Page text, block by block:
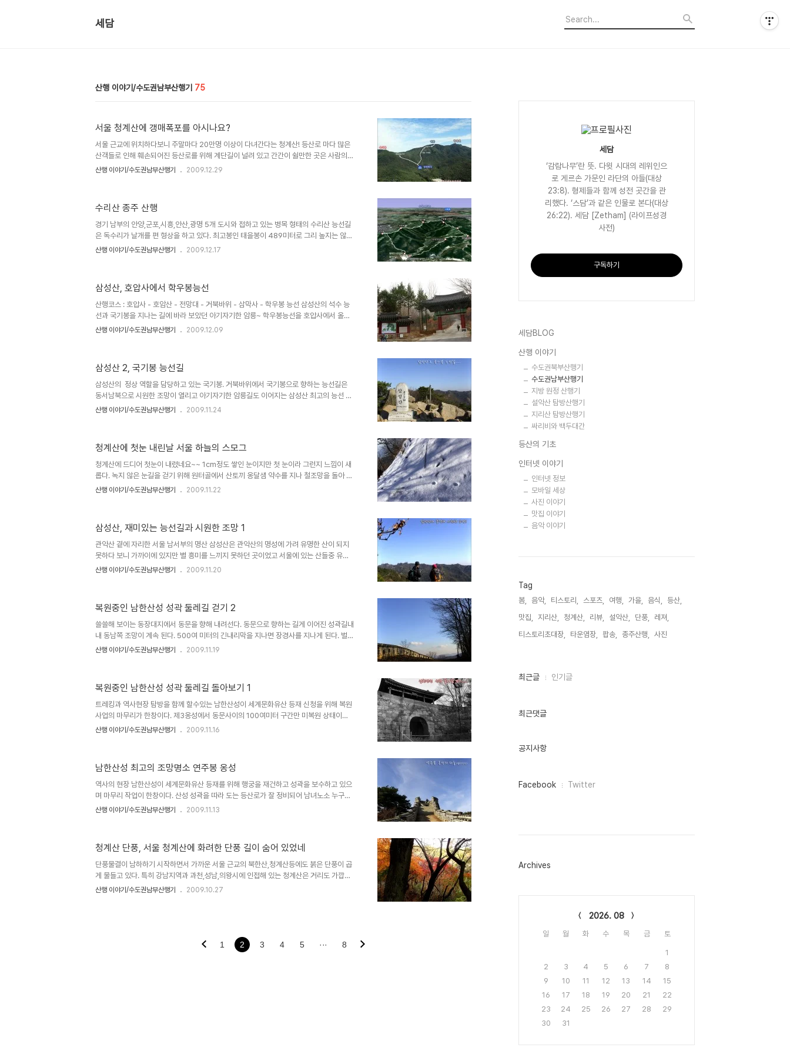
세담
산행 이야기/수도권남부산행기 75
서울 청계산에 갱매폭포를 아시나요?
서울 근교 에 위치하다보니 주말마다 20만명 이상이 다녀간다는 청계산! 등산로 마다 많은
산객들로 인해 훼손되어진 등산로를 위해 계단길이 널려 있고 간간이 쉴만한 곳은 사람의
흔적으로 몸살을 앓고 있는 산이다. 마치 산중 공원을 방불케하는 조경시설과 인위적인 구
대공원이 개장되고 마을이 사라지면서 사람들의 기억속에서 잊혀진 곳이 되었다. 대공원 철
조망으로 인해 사람의 접근이 어려운 상황이 계속 되다보니 지금도 갱매폭포에서 매봉근처
까지 오르는 길은 경사는 ..
산행 이야기/수도권남부산행기 2009.12.29
수리산 종주 산행
경기 남부의 안양,군포,시흥,안산,광명 5개 도시와 접하고 있는 병목 형태의 수리산 능선길
은 독수리가 날개를 편 형상을 하고 있다. 최고봉인 태을봉이 489미터로 그리 높지는 않지
만 4개의 봉우리가 U자 형태의 능선을 이루어 요새를 형성하고 있는 곳이다. 안양시민의
코스 : 병목안공원주차장 - 관모봉 - 태을봉 - 슬기봉 - 수암봉 - 335봉 - 병목안공원주차
장 소요시간 5시간 , 날씨 : 바람강하고 , 영하의 기온~~ 조망은 보통! 병목안 시민공원에..
산행 이야기/수도권남부산행기 2009.12.17
삼성산, 호압사에서 학우봉능선
산행코스 : 호압사 - 호암산 - 전망대 - 거북바위 - 삼막사 - 학우봉 능선 삼성산의 석수 능
선과 국기봉을 지나는 길에 바라 보았던 아기자기한 암릉~ 학우봉능선을 호압사에서 올라
지나 보았다. 호암산문을 지나 잠시 오르면 호압사 우측으로 등산로..... 삼거리에서 우측 오
외계인 같기도 하고.... 줌으로 당겨보니 그모습이 더 기괴하다. 호암산에서 바라본 시흥
동..... 조금전 지나온 호압사가 절벽 발아래 까마득..... 줌으로 당겨..
산행 이야기/수도권남부산행기 2009.12.09
삼성산 2, 국기봉 능선길
삼성산의 정상 역할을 담당하고 있는 국기봉. 거북바위에서 국기봉으로 향하는 능선길은
동서남북으로 시원한 조망이 열리고 아기자기한 암릉길도 이어지는 삼성산 최고의 능선 등
산로이다. 거북바위를 지나면 삼성산 정상으로 향하는 시멘트 포장도로를 만나게 되는데 우
한눈에 펼쳐진다. 멀리 동쪽으로는 수원광교산과 백운산 그리고 바라산 능선길이 선명하고
우측으로 의왕의 모락산이 잘 보인다. 기기묘묘한 바위들이 암릉길 내내 이어지고.... 뒤돌
아본 삼성..
산행 이야기/수도권남부산행기 2009.11.24
청계산에 첫눈 내린날 서울 하늘의 스모그
청 계산에 드디어 첫눈이 내렸네요~~ 1cm정도 쌓인 눈이지만 첫 눈이라 그런지 느낌이 새
롭다. 녹지 않은 눈길을 걷기 위해 원터골에서 산토끼 옹달샘 약수를 지나 철조망을 돌아 서
쪽사면의 가파른 코스를 택해 매봉으로 향한다. 계단하나 없는 급경사 길이지만 시원한 조
얀 눈 위를 지나간 흔적이 선명하고.... 제1 암봉에 올라서자 시원한 조망이 펼쳐진다. 하지
만..... 오늘은 스모그 현상이 심하여 제1암봉에서 바라본 서..
산행 이야기/수도권남부산행기 2009.11.22
삼성산, 재미있는 능선길과 시원한 조망 1
관악산 곁에 자리한 서울 남서부의 명산 삼성산은 관악산의 명성에 가려 유명한 산이 되지
못하다 보니 가까이에 있지만 별 흥미를 느끼지 못하던 곳이었고 서울에 있는 산들중 유일
하게 한번도 오르지 못한 산이었는데 초겨울 산행지로 부담없는 산행지를 고르다 보니 낙점
위해 분당에서 안양을 지나 호압터널 근처의 길 우측에서 들머리를 잡는다. 이곳 저곳 바스
락거리는 낙엽길을 밟으며 오르는 길엔 약수터가 세곳이나 있었지만 모두가 음용부적합 판
정........
산행 이야기/수도권남부산행기 2009.11.20
복원중인 남한산성 성곽 둘레길 걷기 2
쓸쓸해 보이는 동장대지에서 동문을 향해 내려선다. 동문으로 향하는 길게 이어진 성곽길내
내 동남쪽 조망이 계속 된다. 500여 미터의 긴내리막을 지나면 장경사를 지나게 된다. 벌봉
으로 향하는 능선의 하늘 산성 성곽길은 홀로 걷는 이들이 많다. 조용한 사색의 길이기도 하
때마다 시신을 계곡에 버렸다고.... 오르막 성곽길을 따라 올라 뒤돌아 보면 동문에서 망월
사와 지나온 북쪽 성곽이 한눈에 들어 온다. 요새같은 망월사를 줌으로 당겨보니 ..
산행 이야기/수도권남부산행기 2009.11.19
복원중인 남한산성 성곽 둘레길 돌아보기 1
트레킹과 역사현장 탐방을 함께 할수있는 남한산성이 세계문화유산 등재 신청을 위해 복원
사업의 마무리가 한창이다. 제3옹성에서 동문사이의 100여미터 구간만 미복원 상태이고
제2남옹성은 복원 마무리 작업이 진행중이다. 늦어도 내년부터는 새롭게 단장된 남한산성
를 향해 오른다. 보통 남문에서 성곽 안쪽의 계단길을 따라 오르게 되는데 주차장에서 행궁
뒤편길로 오르면 울창한 숲길이 계속된다. 남한산성의 지휘본부 수어장대. 이곳에서 잠시
카메라 놀이좀 하고 성벽..
산행 이야기/수도권남부산행기 2009.11.16
남한산성 최고의 조망명소 연주봉 옹성
역사의 현장 남한산성이 세계문화유산 등재를 위해 행궁을 재건하고 성곽을 보수하고 있으
며 마무리 작업이 한창이다. 산성 성곽을 따라 도는 등산로가 잘 정비되어 남녀노소 누구나
성곽일주가 가능하게 되었는데 산성 곳곳에 볼거리와 역사학습장도 많아졌고 조망과 성곽
이 시원하게 조망되는데 북한산,도봉산,남산,관악산등 서울의 모든 명산이 한눈에 들어 온
다. 날씨가 맑은 날엔 북동쪽으로 200여리나 떨어진 운악산까지 조망권에 들어오며 동쪽
으로 용문산과 백운봉능..
산행 이야기/수도권남부산행기 2009.11.13
청계산 단풍, 서울 청계산에 화려한 단풍 길이 숨어 있었네
단풍물결이 남하하기 시작하면서 가까운 서울 근교의 북한산,청계산등에도 붉은 단풍이 곱
게 물들고 있다. 특히 강남지역과 과천,성남,의왕시에 인접해 있는 청계산은 거리도 가깝고
산행길도 부담이 없는 곳으로서 장거리 이동이나 험난한 산길이 부담스러워 단풍산행을 포
눈길을 사로 잡는다. 하지만 청계산에서 제2의 단풍 군락지인 낭만길은 ..
산행 이야기/수도권남부산행기 2009.10.27
1 2 3 4 5 ··· 8
세담
‘감람나무’란 뜻. 다윗 시대의 레위인으
로 게르손 가문인 라단의 아들(대상
23:8). 형제들과 함께 성전 곳간을 관
리했다. ‘스담’과 같은 인물로 본다(대상
26:22). 세담 [Zetham] (라이프성경
사전)
구독하기
세담BLOG
산행 이야기
수도권북부산행기
수도권남부산행기
지방 원정 산행기
설악산 탐방산행기
지리산 탐방산행기
싸리비와 백두대간
등산의 기초
인터넷 이야기
인터넷 정보
모바일 세상
사진 이야기
맛집 이야기
음악 이야기
Tag
봄, 음악, 티스토리, 스포츠, 여행, 가을, 음식,
등산,
맛집,
지리산, 청계산, 리뷰, 설악산, 단풍,
레져,
티스토리초대장,
타운염장, 팝송, 종주산행, 사진,
최
인
최근글 인기글
최근댓글
공지사항
페
그
Facebook Twitter
Archives
2026. 08
일 월 화 수 목 금 토
1
2
3 4 5 6 7
8
9
10 11 12 13 14
15
16
17 18 19 20 21
22
23
24 25 26 27 28
29
30
31